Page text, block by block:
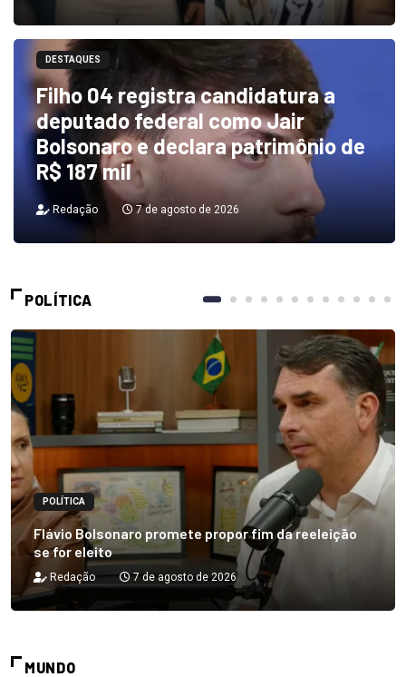
DESTAQUES
Filho 04 registra candidatura a
deputado federal como Jair
Bolsonaro e declara patrimônio de
R$ 187 mil
Redação 7 de agosto de 2026
POLÍTICA
POLÍTICA
Flávio Bolsonaro promete propor fim da reeleição
se for eleito
Redação 7 de agosto de 2026
MUNDO